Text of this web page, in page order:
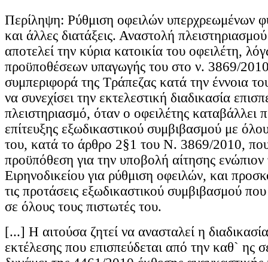
Περίληψη: Ρύθμιση οφειλών υπερχρεωμένων
και άλλες διατάξεις. Αναστολή
αποτελεί την κύρια κατοικία του οφειλέτη,
προϋποθέσεων υπαγωγής του στο ν. 3869/
συμπεριφορά της Τράπεζας κατά την έννοια
να συνεχίσει την εκτελεστική διαδικασία
πλειστηριασμό, όταν ο οφειλέτης καταβάλλει
επίτευξης εξωδικαστικού συμβιβασμού με
του, κατά το άρθρο 2§1 του Ν. 3869/2010,
προϋπόθεση για την υποβολή αίτησης ενώπιον
Ειρηνοδικείου για ρύθμιση οφειλών, και
τις προτάσεις εξωδικαστικού συμβιβασμού
σε όλους τους πιστωτές του.
[...] Η αιτούσα ζητεί να ανασταλεί η
εκτέλεσης που επισπεύδεται από την καθ` ης